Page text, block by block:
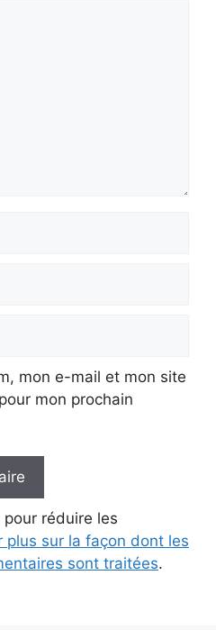
mon e-mail et mon site
mon prochain
réduire les
plus sur la façon dont les
sont traitées.